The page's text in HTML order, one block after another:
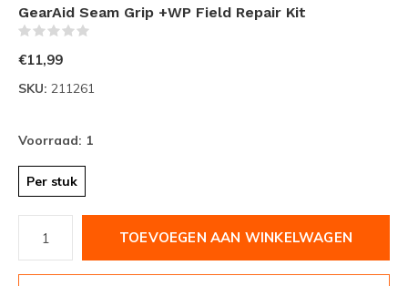
GearAid Seam Grip +WP Field Repair Kit
€11,99
SKU: 211261
Voorraad: 1
Per stuk
TOEVOEGEN AAN WINKELWAGEN